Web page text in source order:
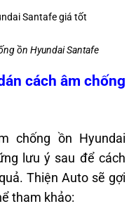
ồn Hyundai Santafe
cách âm chống
chống ồn Hyundai
lưu ý sau để cách
Thiện Auto sẽ gợi
tham khảo: